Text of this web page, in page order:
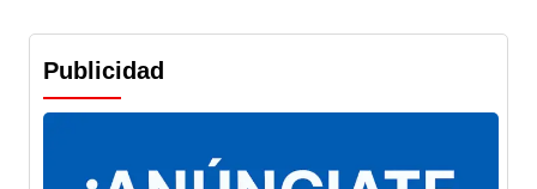
Publicidad